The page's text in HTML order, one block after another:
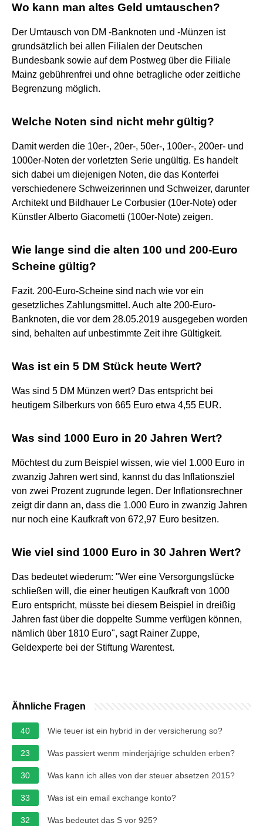
Wo kann man altes Geld umtauschen?
Der Umtausch von DM -Banknoten und -Münzen ist
grundsätzlich bei allen Filialen der Deutschen
Bundesbank sowie auf dem Postweg über die Filiale
Mainz gebührenfrei und ohne betragliche oder zeitliche
Begrenzung möglich.
Welche Noten sind nicht mehr gültig?
Damit werden die 10er-, 20er-, 50er-, 100er-, 200er- und
1000er-Noten der vorletzten Serie ungültig. Es handelt
sich dabei um diejenigen Noten, die das Konterfei
verschiedenere Schweizerinnen und Schweizer, darunter
Architekt und Bildhauer Le Corbusier (10er-Note) oder
Künstler Alberto Giacometti (100er-Note) zeigen.
Wie lange sind die alten 100 und 200-Euro
Scheine gültig?
Fazit. 200-Euro-Scheine sind nach wie vor ein
gesetzliches Zahlungsmittel. Auch alte 200-Euro-
Banknoten, die vor dem 28.05.2019 ausgegeben worden
sind, behalten auf unbestimmte Zeit ihre Gültigkeit.
Was ist ein 5 DM Stück heute Wert?
Was sind 5 DM Münzen wert? Das entspricht bei
heutigem Silberkurs von 665 Euro etwa 4,55 EUR.
Was sind 1000 Euro in 20 Jahren Wert?
Möchtest du zum Beispiel wissen, wie viel 1.000 Euro in
zwanzig Jahren wert sind, kannst du das Inflationsziel
von zwei Prozent zugrunde legen. Der Inflationsrechner
zeigt dir dann an, dass die 1.000 Euro in zwanzig Jahren
nur noch eine Kaufkraft von 672,97 Euro besitzen.
Wie viel sind 1000 Euro in 30 Jahren Wert?
Das bedeutet wiederum: "Wer eine Versorgungslücke
schließen will, die einer heutigen Kaufkraft von 1000
Euro entspricht, müsste bei diesem Beispiel in dreißig
Jahren fast über die doppelte Summe verfügen können,
nämlich über 1810 Euro", sagt Rainer Zuppe,
Geldexperte bei der Stiftung Warentest.
Ähnliche Fragen
40 Wie teuer ist ein hybrid in der versicherung so?
23 Was passiert wenm minderjäjrige schulden erben?
30 Was kann ich alles von der steuer absetzen 2015?
33 Was ist ein email exchange konto?
32 Was bedeutet das S vor 925?